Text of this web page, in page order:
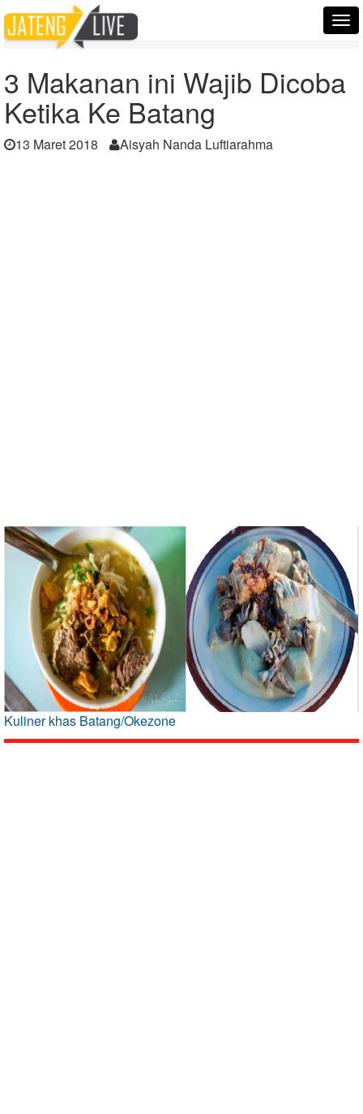
Home
Berita
3 Makanan ini Wajib Dicoba Ketika Ke Batang
3 Makanan ini Wajib Dicoba
Ketika Ke Batang
13 Maret 2018 Aisyah Nanda Luftiarahma
Kuliner khas Batang/Okezone